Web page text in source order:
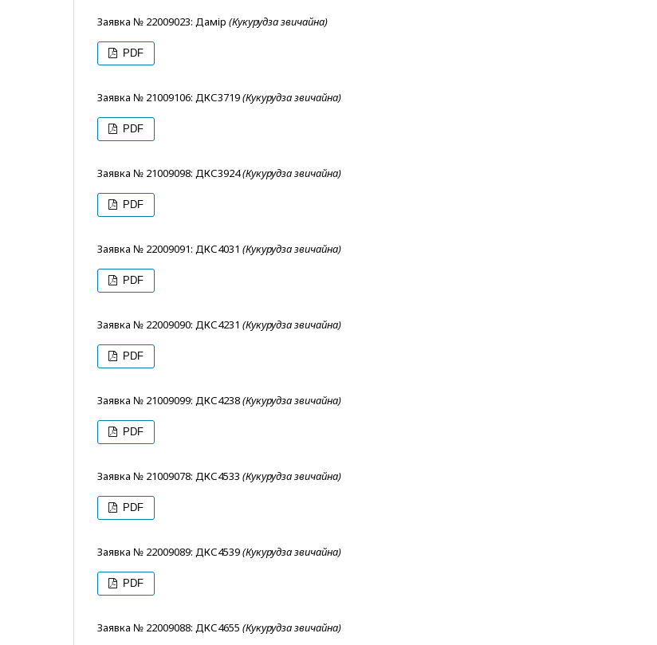
Заявка № 22009023: Дамір (Кукурудза звичайна)
PDF
Заявка № 21009106: ДКС3719(Кукурудза звичайна)
PDF
Заявка № 21009098: ДКС3924(Кукурудза звичайна)
PDF
Заявка № 22009091: ДКС4031 (Кукурудза звичайна)
PDF
Заявка № 22009090: ДКС4231 (Кукурудза звичайна)
PDF
Заявка № 21009099: ДКС4238(Кукурудза звичайна)
PDF
Заявка № 21009078: ДКС4533 (Кукурудза звичайна)
PDF
Заявка № 22009089: ДКС4539(Кукурудза звичайна)
PDF
Заявка № 22009088: ДКС4655 (Кукурудза звичайна)